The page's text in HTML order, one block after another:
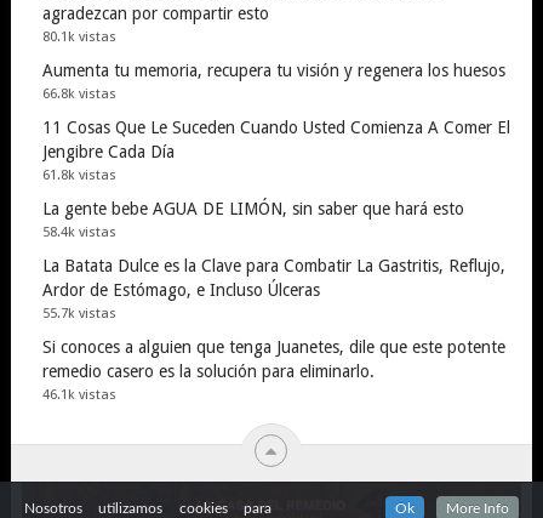
agradezcan por compartir esto
80.1k vistas
Aumenta tu memoria, recupera tu visión y regenera los huesos
66.8k vistas
11 Cosas Que Le Suceden Cuando Usted Comienza A Comer El
Jengibre Cada Día
61.8k vistas
La gente bebe AGUA DE LIMÓN, sin saber que hará esto
58.4k vistas
La Batata Dulce es la Clave para Combatir La Gastritis, Reflujo,
Ardor de Estómago, e Incluso Úlceras
55.7k vistas
Si conoces a alguien que tenga Juanetes, dile que este potente
remedio casero es la solución para eliminarlo.
46.1k vistas
Nosotros utilizamos cookies para Ok More Info